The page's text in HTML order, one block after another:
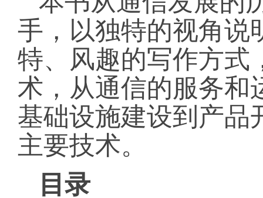
手，以独特的视角说
特、风趣的写作方式
术，从通信的服务和
基础设施建设到产品
主要技术。
目录